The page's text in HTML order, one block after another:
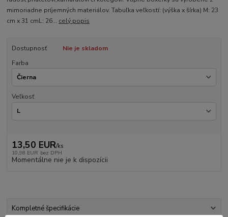
mimoriadne príjemných materiálov. Tabuľka veľkostí: (výška x šírka) M: 23
cm x 31 cmL: 26... celý popis
Dostupnosť
Nie je skladom
Farba
Veľkosť
13,50 EUR/ks
10,98 EUR bez DPH
Momentálne nie je k dispozícii
Kompletné špecifikácie